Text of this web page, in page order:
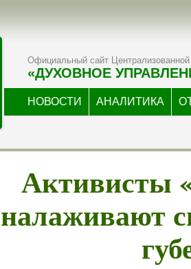
Официальный сайт Централизованной
«ДУХОВНОЕ
НОВОСТИ АНАЛИТИКА
Активисты
налаживают